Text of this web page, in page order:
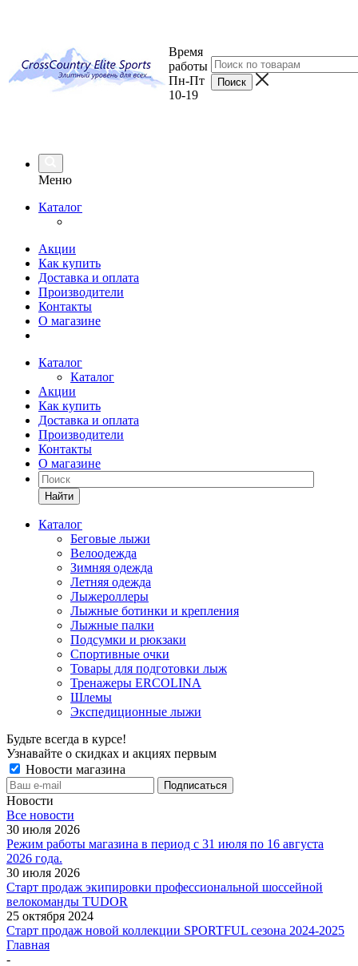
Время
работы
Пн-Пт
10-19
Меню
Каталог
Акции
Как купить
Доставка и оплата
Производители
Контакты
О магазине
Каталог
Каталог
Акции
Как купить
Доставка и оплата
Производители
Контакты
О магазине
Найти
Каталог
Беговые лыжи
Велоодежда
Зимняя одежда
Летняя одежда
Лыжероллеры
Лыжные ботинки и крепления
Лыжные палки
Подсумки и рюкзаки
Спортивные очки
Товары для подготовки лыж
Тренажеры ERCOLINA
Шлемы
Экспедиционные лыжи
Будьте всегда в курсе!
Узнавайте о скидках и акциях первым
Новости магазина
Новости
Все новости
30 июля 2026
Режим работы магазина в период с 31 июля по 16 августа
2026 года.
30 июля 2026
Старт продаж экипировки профессиональной шоссейной
велокоманды TUDOR
25 октября 2024
Старт продаж новой коллекции SPORTFUL сезона 2024-2025
Главная
-